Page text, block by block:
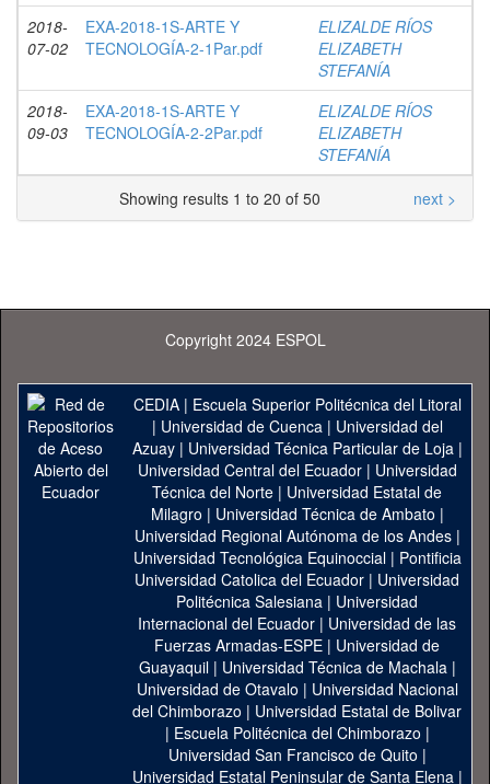
2018-
07-02
EXA-2018-1S-ARTE Y
TECNOLOGÍA-2-1Par.pdf
ELIZALDE RÍOS
ELIZABETH
STEFANÍA
2018-
09-03
EXA-2018-1S-ARTE Y
TECNOLOGÍA-2-2Par.pdf
ELIZALDE RÍOS
ELIZABETH
STEFANÍA
Showing results 1 to 20 of 50
next >
Copyright 2024 ESPOL
CEDIA| Escuela Superior Politécnica del Litoral
| Universidad de Cuenca| Universidad del
Azuay| Universidad Técnica Particular de Loja|
Universidad Central del Ecuador| Universidad
Técnica del Norte | Universidad Estatal de
Milagro | Universidad Técnica de Ambato |
Universidad Regional Autónoma de los Andes|
Universidad Tecnológica Equinoccial| Pontificia
Universidad Catolica del Ecuador | Universidad
Politécnica Salesiana | Universidad
Internacional del Ecuador | Universidad de las
Fuerzas Armadas-ESPE | Universidad de
Guayaquil| Universidad Técnica de Machala|
Universidad de Otavalo | Universidad Nacional
del Chimborazo | Universidad Estatal de Bolivar
| Escuela Politécnica del Chimborazo |
Universidad San Francisco de Quito |
Universidad Estatal Peninsular de Santa Elena|